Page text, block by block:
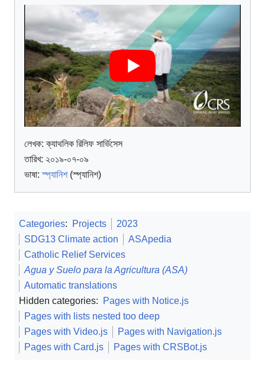
লেখক:ক্যাথলিক রিলিফ সার্ভিসেস
তারিখ: ২০১৯-০৭-০৯
ভাষা:স্প্যানিশ(স্প্যানিশ)
Categories: Projects
2023
SDG13 Climate action
ASApedia
Catholic Relief Services
Agua y Suelo para la Agricultura (ASA)
Automatic translations
Hidden categories:
Pages with Notice.js
Pages with lists nested too deep
Pages with Video.js
Pages with Navigation.js
Pages with Card.js
Pages with CRSBot.js